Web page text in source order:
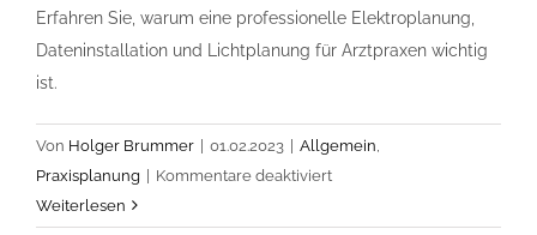
Erfahren Sie, warum eine professionelle Elektroplanung,
Dateninstallation und Lichtplanung für Arztpraxen wichtig
ist.
Von Holger Brummer | 01.02.2023 | Allgemein
Praxisplanung | Kommentare deaktiviertfür
Weiterlesen